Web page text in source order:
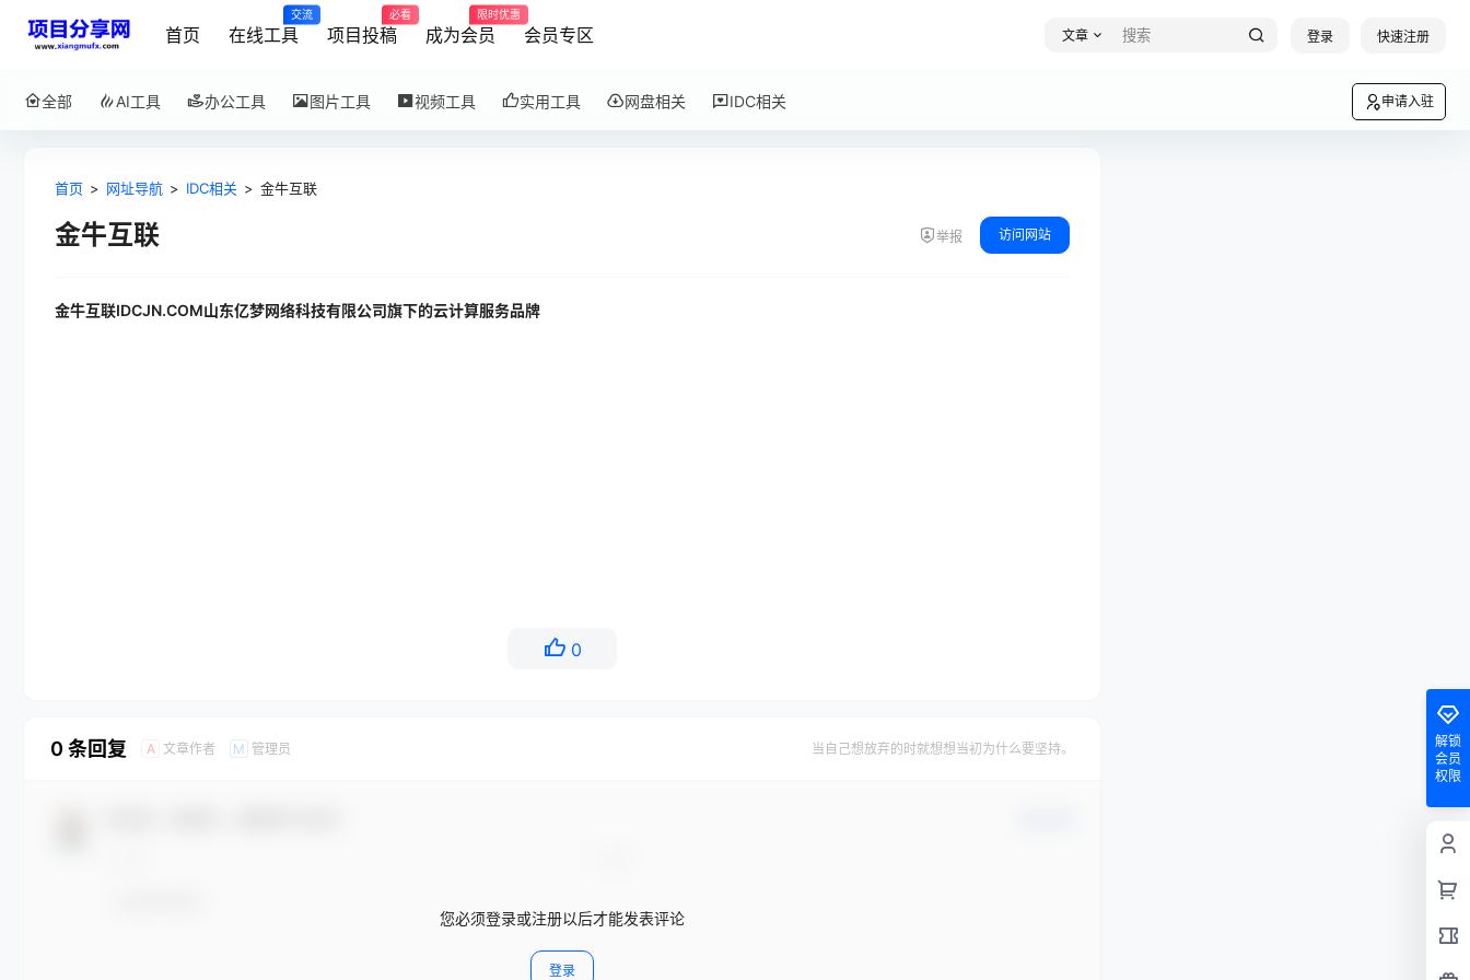
首页 在线工具
交流
项目投稿
必看
成为会员
限时优惠
会员专区 文章 登录 快速注册
全部 AI工具 办公工具 图片工具 视频工具 实用工具 网盘相关 IDC相关 申请入驻
首页 > 网址导航 > IDC相关 > 金牛互联
金牛互联 举报 访问网站
金牛互联IDCJN.COM山东亿梦网络科技有限公司旗下的云计算服务品牌
0
0 条回复 A 文章作者 M 管理员 当自己想放弃的时就想想当初为什么要坚持。
您必须登录或注册以后才能发表评论
登录
解锁
会员
权限